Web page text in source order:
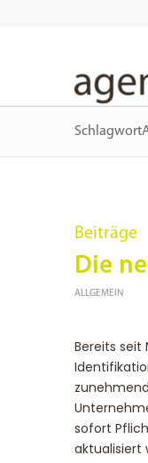
Beiträge
Die
ALLGEMEIN
Bereits
sofort
aktualisiert